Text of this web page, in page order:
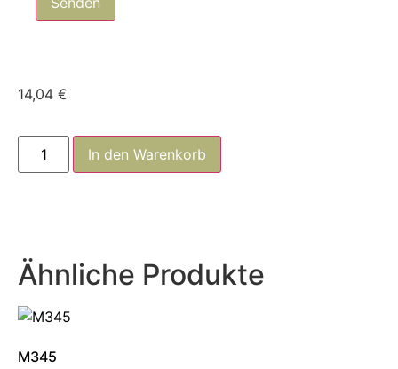
14,04 €
In den Warenkorb
Ähnliche Produkte
M345